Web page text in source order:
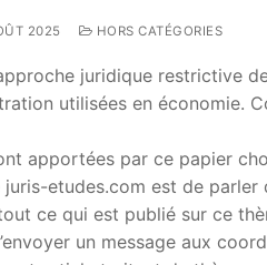
2025 HORS CATÉGORIES
juridique restrictive
utilisées en économie.
apportées par ce papier
etudes.com est de
ce qui est publié sur ce
un message aux